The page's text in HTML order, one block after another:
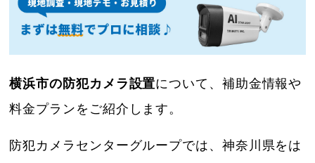
横浜市の防犯カメラ設置について、補助金情報や
料金プランをご紹介します。
防犯カメラセンターグループでは、神奈川県をは